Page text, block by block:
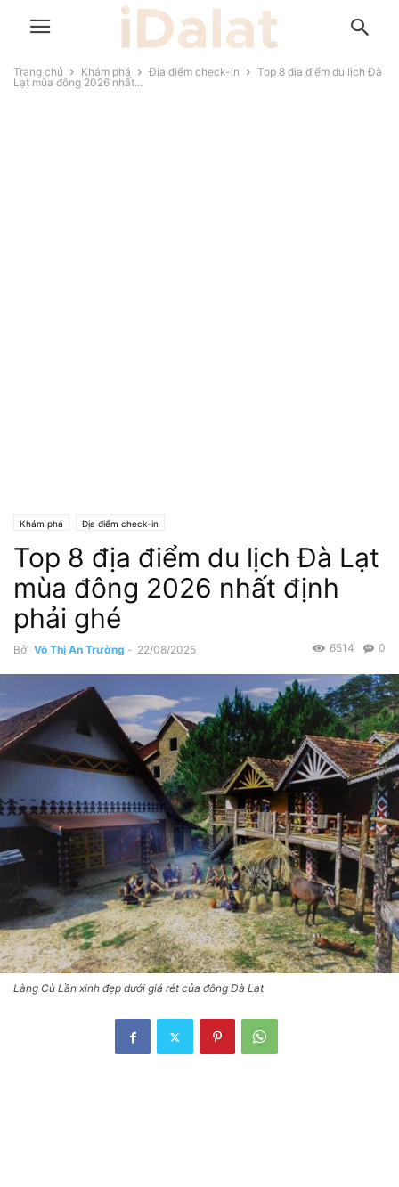
Trang chủ Khám phá Địa điểm check-in
Top 8 địa điểm du lịch Đà
Lạt mùa đông 2026 nhất...
Khám phá Địa điểm check-in
Top 8 địa điểm du lịch Đà Lạt
mùa đông 2026 nhất định
phải ghé
Bởi Võ Thị An Trường - 22/08/2025 0
6514
Làng Cù Lần xinh đẹp dưới giá rét của đông Đà Lạt